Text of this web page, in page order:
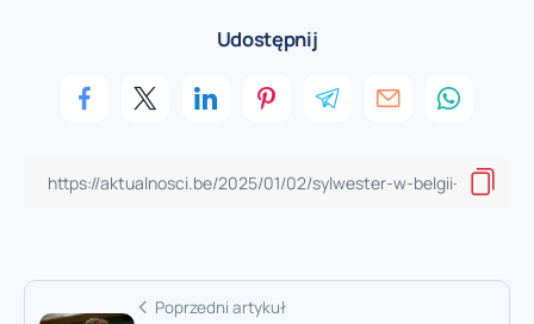
Udostępnij
Poprzedni artykuł